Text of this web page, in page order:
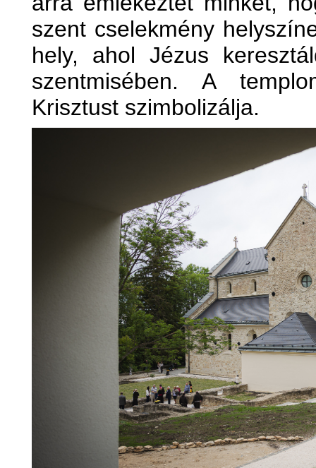
szent cselekmény
hely, ahol Jézus
szentmisében. A
Krisztust szimbolizálja.